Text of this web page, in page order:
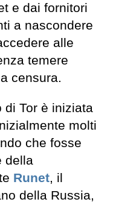
e dai fornitori
a nascondere
alle
temere
censura.
di Tor è iniziata
molti
che fosse
della
Runet, il
della Russia,